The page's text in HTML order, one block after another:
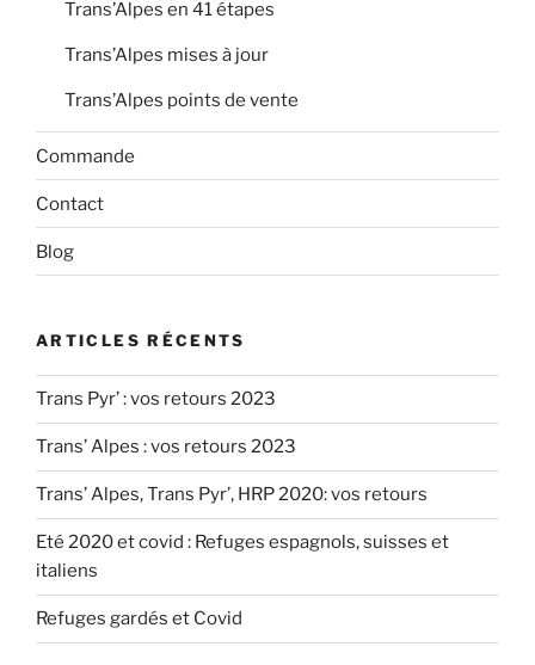
Trans’Alpes en 41 étapes
Trans’Alpes mises à jour
Trans’Alpes points de vente
Commande
Contact
Blog
ARTICLES RÉCENTS
Trans Pyr’ : vos retours 2023
Trans’ Alpes : vos retours 2023
Trans’ Alpes, Trans Pyr’, HRP 2020: vos retours
Eté 2020 et covid : Refuges espagnols, suisses et
italiens
Refuges gardés et Covid